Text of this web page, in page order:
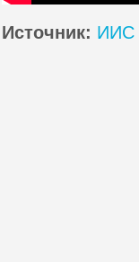
Источник: ИИС